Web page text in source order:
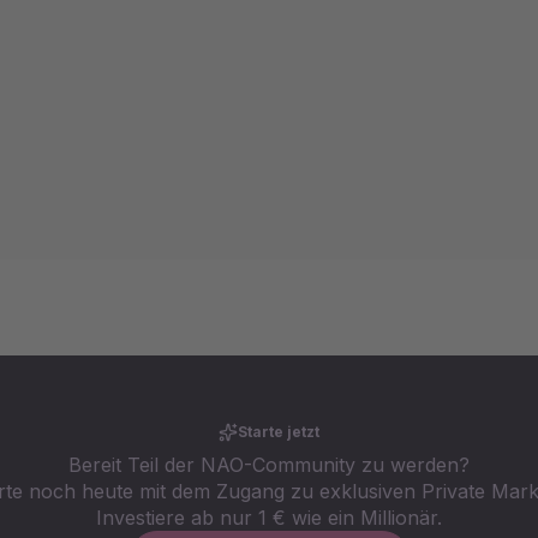
Starte jetzt
Bereit Teil der NAO-Community zu werden?
noch heute mit dem Zugang zu exklusiven Private
Investiere ab nur 1 € wie ein Millionär.